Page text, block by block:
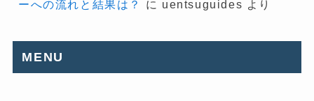
ーへの流れと結果は？
に uentsuguides より
MENU